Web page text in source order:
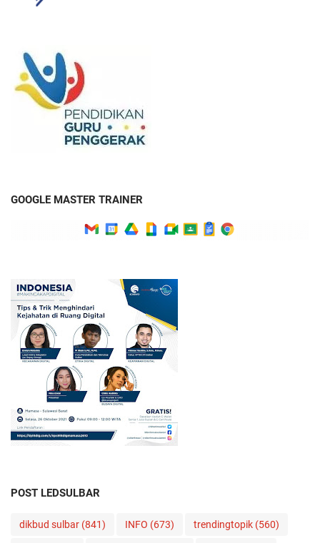
GOOGLE MASTER TRAINER
POST LEDSULBAR
dikbud sulbar (841) INFO (673) trendingtopik (560)